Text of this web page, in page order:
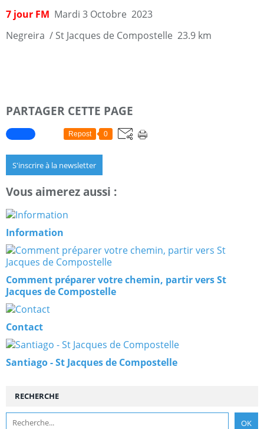
7 jour FM Mardi 3 Octobre 2023
Negreira / St Jacques de Compostelle 23.9 km
PARTAGER CETTE PAGE
Repost 0
S'inscrire à la newsletter
Vous aimerez aussi :
Information
Comment préparer votre chemin, partir vers St
Jacques de Compostelle
Contact
Santiago - St Jacques de Compostelle
RECHERCHE